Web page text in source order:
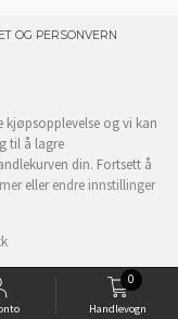
Handlevogn
0
OG PERSONVERN
kjøpsopplevelse og vi kan
til å lagre
din. Fortsett å
ellerendre innstillinger